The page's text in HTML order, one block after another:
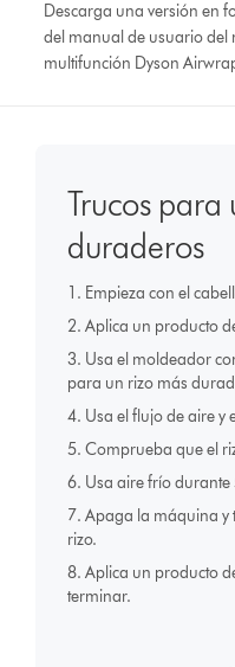
Descarga una versión en
del manual de usuario del
multifunción Dyson
Trucos para
duraderos
1. Empieza con el
2. Aplica un producto
3. Usa el moldeador
para un rizo más
4. Usa el flujo de aire y
5. Comprueba que el
6. Usa aire frío
7. Apaga la máquina y
rizo.
8. Aplica un producto
terminar.